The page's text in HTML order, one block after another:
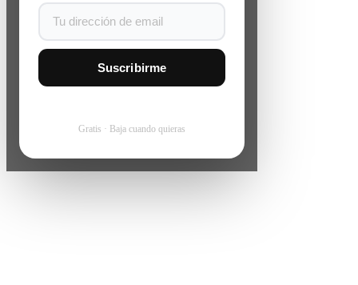
Suscribirme
Gratis · Baja cuando quieras